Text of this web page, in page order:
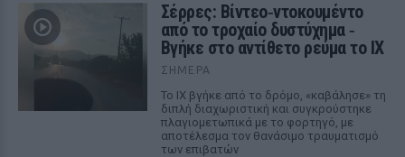
Σέρρες: Βίντεο‑ντοκουμέντο
από το τροχαίο δυστύχημα ‑
Βγήκε στο αντίθετο ρεύμα το ΙΧ
ΣΉΜΕΡΑ
Το ΙΧ βγήκε από το δρόμο, «καβάλησε» τη
διπλή διαχωριστική και συγκρούστηκε
πλαγιομετωπικά με το φορτηγό, με
αποτέλεσμα τον θανάσιμο τραυματισμό
των επιβατών